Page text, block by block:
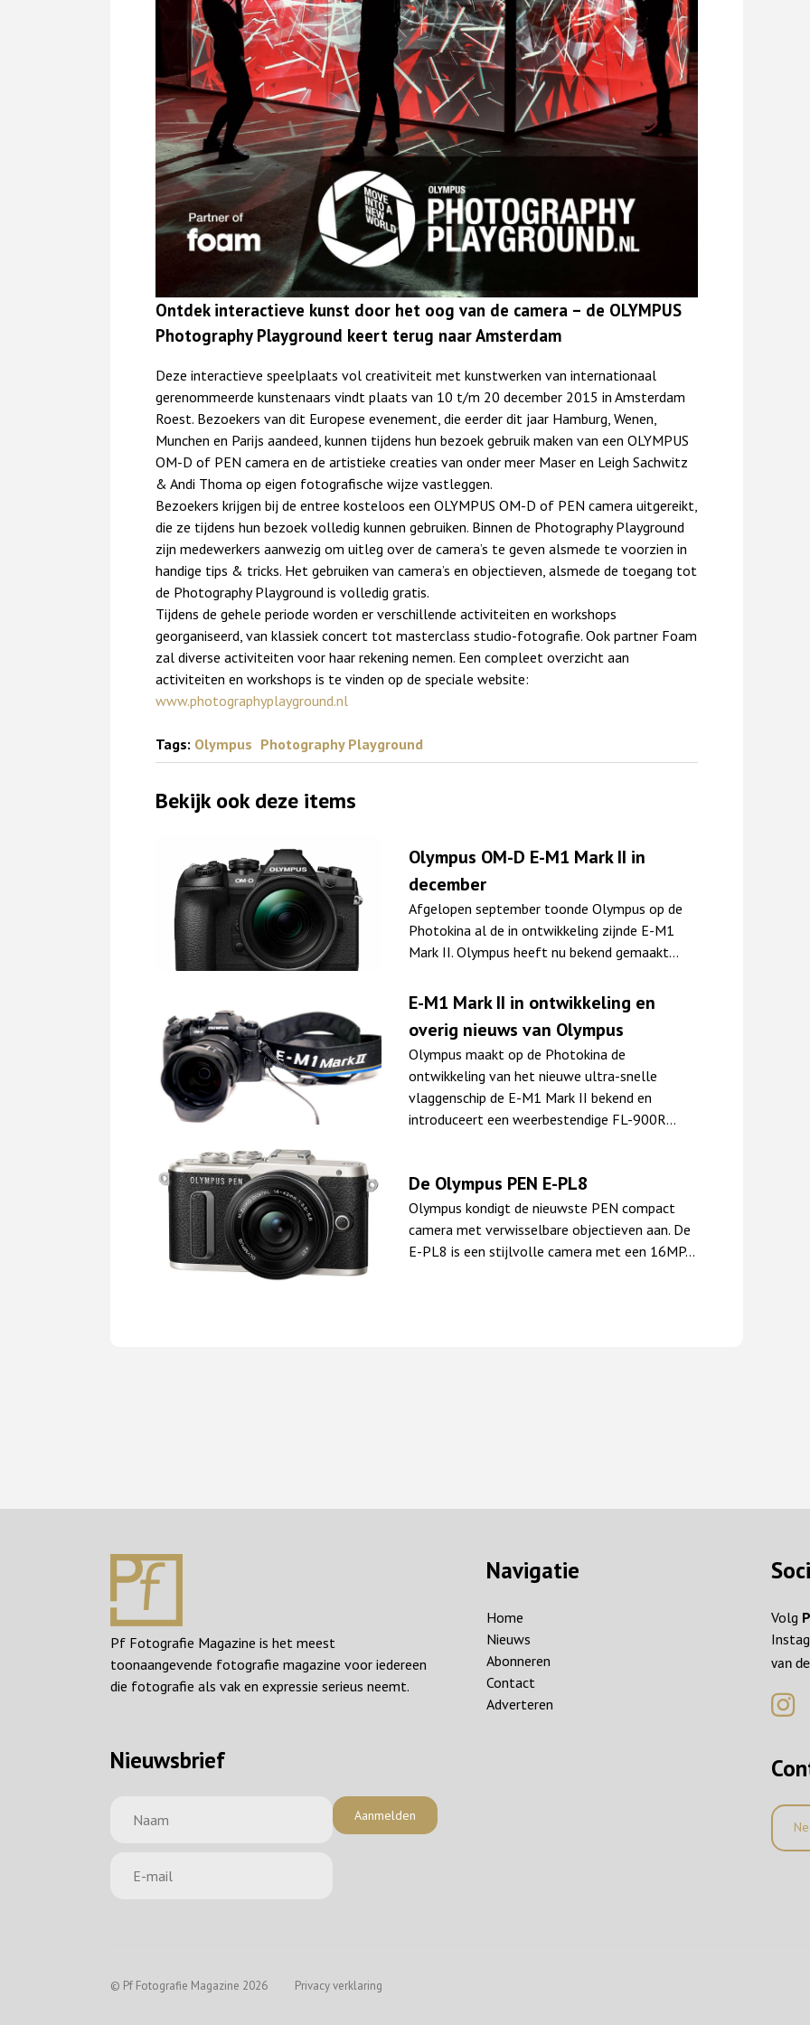
Ontdek interactieve kunst door het oog van de camera – de OLYMPUS
Photography Playground keert terug naar Amsterdam
Deze interactieve speelplaats vol creativiteit met kunstwerken van internationaal
gerenommeerde kunstenaars vindt plaats van 10 t/m 20 december 2015 in Amsterdam
Roest. Bezoekers van dit Europese evenement, die eerder dit jaar Hamburg, Wenen,
Munchen en Parijs aandeed, kunnen tijdens hun bezoek gebruik maken van een OLYMPUS
OM-D of PEN camera en de artistieke creaties van onder meer Maser en Leigh Sachwitz
& Andi Thoma op eigen fotografische wijze vastleggen.
Bezoekers krijgen bij de entree kosteloos een OLYMPUS OM-D of PEN camera uitgereikt,
die ze tijdens hun bezoek volledig kunnen gebruiken. Binnen de Photography Playground
zijn medewerkers aanwezig om uitleg over de camera’s te geven alsmede te voorzien in
handige tips & tricks. Het gebruiken van camera’s en objectieven, alsmede de toegang tot
de Photography Playground is volledig gratis.
Tijdens de gehele periode worden er verschillende activiteiten en workshops
georganiseerd, van klassiek concert tot masterclass studio-fotografie. Ook partner Foam
zal diverse activiteiten voor haar rekening nemen. Een compleet overzicht aan
activiteiten en workshops is te vinden op de speciale website:
www.photographyplayground.nl
Tags: Olympus Photography Playground
Bekijk ook deze items
Olympus OM-D E-M1 Mark II in
december
Afgelopen september toonde Olympus op de
Photokina al de in ontwikkeling zijnde E-M1
Mark II. Olympus heeft nu bekend gemaakt…
E-M1 Mark II in ontwikkeling en
overig nieuws van Olympus
Olympus maakt op de Photokina de
ontwikkeling van het nieuwe ultra-snelle
vlaggenschip de E-M1 Mark II bekend en
introduceert een weerbestendige FL-900R…
De Olympus PEN E-PL8
Olympus kondigt de nieuwste PEN compact
camera met verwisselbare objectieven aan. De
E-PL8 is een stijlvolle camera met een 16MP…
Pf Fotografie Magazine is het meest
toonaangevende fotografie magazine voor iedereen
die fotografie als vak en expressie serieus neemt.
Nieuwsbrief
Aanmelden
Navigatie
Home
Nieuws
Abonneren
Contact
Adverteren
Volg
van
© Pf Fotografie Magazine 2026 Privacy verklaring